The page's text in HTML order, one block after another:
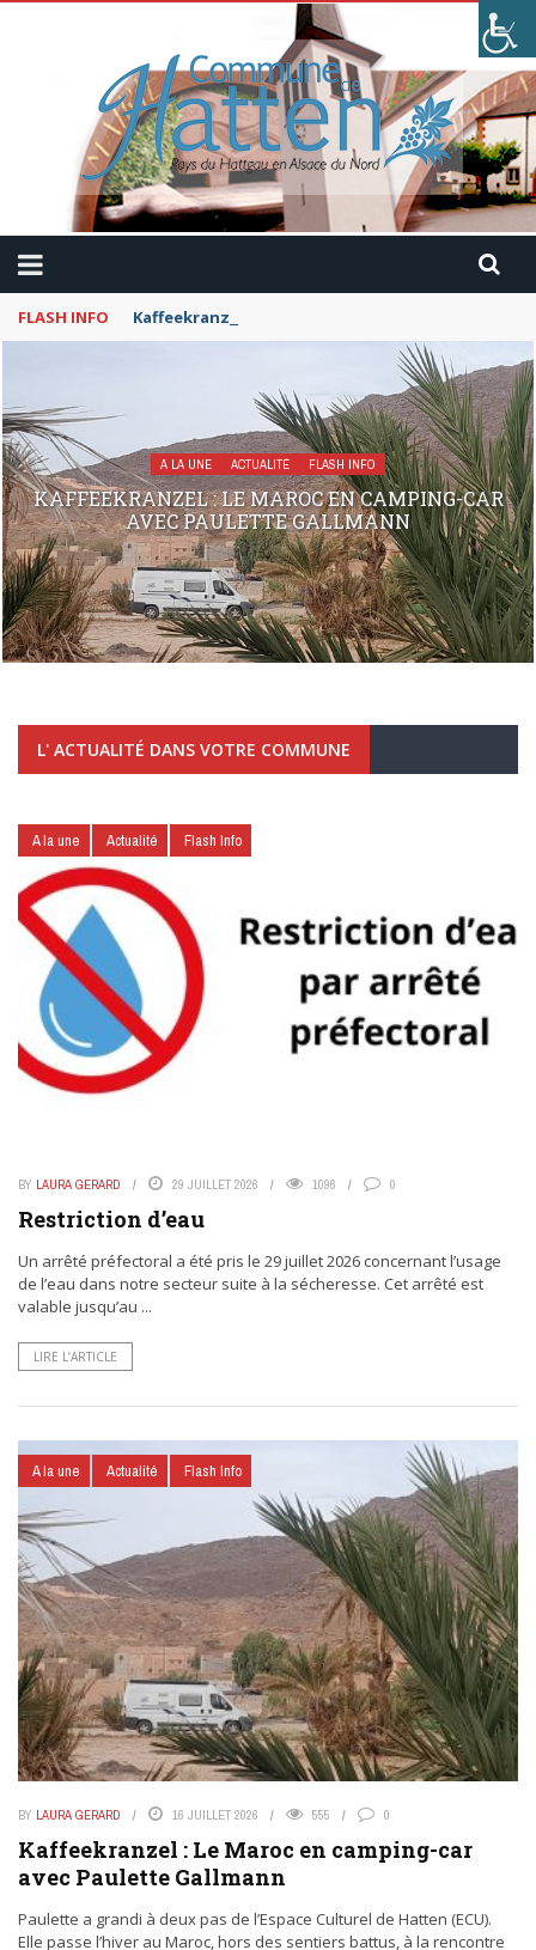
FLASH INFO Kaffeekranzel : Le Maroc en camping-car avec
A LA UNE ACTUALITÉ FLASH INFO
KAFFEEKRANZEL : LE MAROC EN CAMPING-CAR
AVEC PAULETTE GALLMANN
L' ACTUALITÉ DANS VOTRE COMMUNE
A la une Actualité Flash Info
BY LAURA GERARD 29 JUILLET 2026 1096 0
Restriction d’eau
Un arrêté préfectoral a été pris le 29 juillet 2026 concernant l’usage
de l’eau dans notre secteur suite à la sécheresse. Cet arrêté est
valable jusqu’au ...
LIRE L’ARTICLE
A la une Actualité Flash Info
BY LAURA GERARD 16 JUILLET 2026 555 0
Kaffeekranzel : Le Maroc en camping-car
avec Paulette Gallmann
Paulette a grandi à deux pas de l’Espace Culturel de Hatten (ECU).
Elle passe l’hiver au Maroc, hors des sentiers battus, à la rencontre